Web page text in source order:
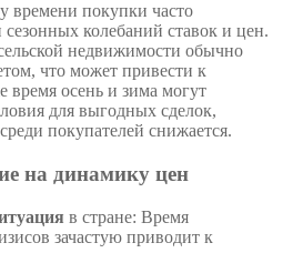
времени покупки часто
колебаний ставок и цен.
недвижимости обычно
что может привести к
осень и зима могут
для выгодных сделок,
покупателей снижается.
на динамику цен
в стране: Время
зачастую приводит к